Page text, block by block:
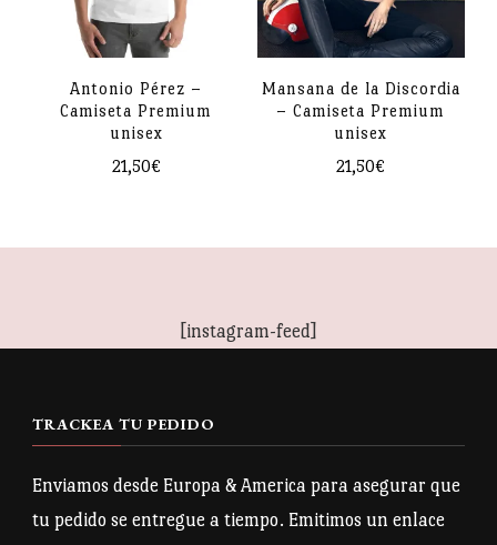
Camiseta El Greco firmada
se
pueden
elegir
en
la
opciones
se
pueden
elegir
de
Antonio Pérez –
Camiseta Premium
unisex
21,50€
variantes.
se
pueden
elegir
Mansana de la Discordia
– Camiseta Premium
unisex
21,50€
se
pueden
elegir
[instagram-feed]
TRACKEA TU PEDIDO
Enviamos desde Europa & America para asegurar que
tu pedido se entregue a tiempo. Emitimos un enlace